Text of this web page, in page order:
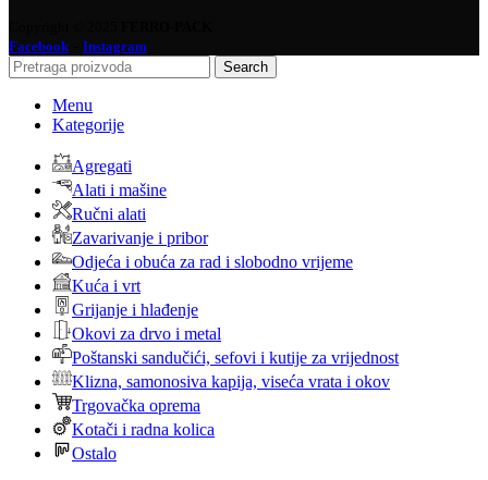
Facebook
Instagram
Search
Menu
Kategorije
Agregati
Alati i mašine
Ručni alati
Zavarivanje i pribor
Odjeća i obuća za rad i slobodno vrijeme
Kuća i vrt
Grijanje i hlađenje
Okovi za drvo i metal
Poštanski sandučići, sefovi i kutije za vrijednost
Klizna, samonosiva kapija, viseća vrata i okov
Trgovačka oprema
Kotači i radna kolica
Ostalo